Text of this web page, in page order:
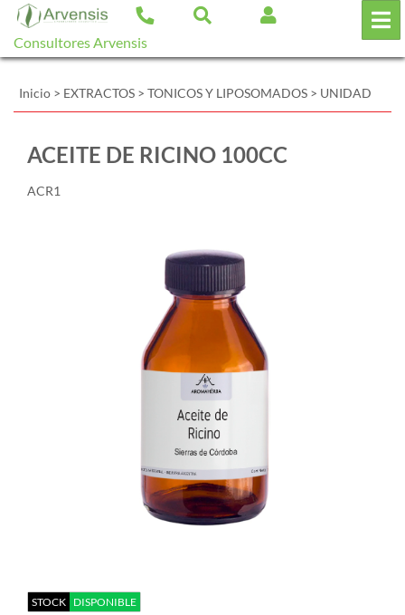
Consultores Arvensis
Inicio > EXTRACTOS > TONICOS Y LIPOSOMADOS > UNIDAD
ACEITE DE RICINO 100CC
ACR1
STOCK DISPONIBLE